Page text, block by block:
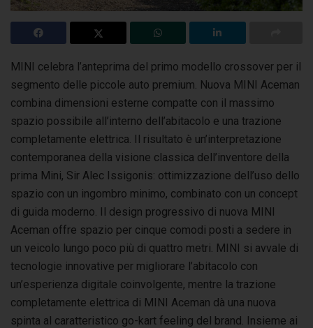
MINI celebra l’anteprima del primo modello crossover per il
segmento delle piccole auto premium. Nuova MINI Aceman
combina dimensioni esterne compatte con il massimo
spazio possibile all’interno dell’abitacolo e una trazione
completamente elettrica. Il risultato è un’interpretazione
contemporanea della visione classica dell’inventore della
prima Mini, Sir Alec Issigonis: ottimizzazione dell’uso dello
spazio con un ingombro minimo, combinato con un concept
di guida moderno. Il design progressivo di nuova MINI
Aceman offre spazio per cinque comodi posti a sedere in
un veicolo lungo poco più di quattro metri. MINI si avvale di
tecnologie innovative per migliorare l’abitacolo con
un’esperienza digitale coinvolgente, mentre la trazione
completamente elettrica di MINI Aceman dà una nuova
spinta al caratteristico go-kart feeling del brand. Insieme ai